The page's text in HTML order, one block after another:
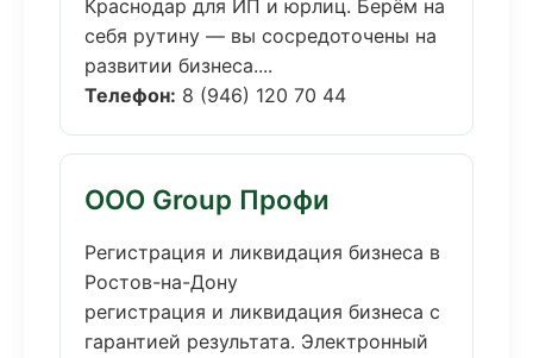
Краснодар для ИП и юрлиц. Берём на
себя рутину — вы сосредоточены на
развитии бизнеса....
Телефон: 8 (946) 120 70 44
ООО Group Профи
Регистрация и ликвидация бизнеса в
Ростов-на-Дону
регистрация и ликвидация бизнеса с
гарантией результата. Электронный